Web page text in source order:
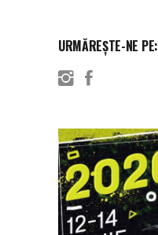
URMĂREȘTE-NE PE: